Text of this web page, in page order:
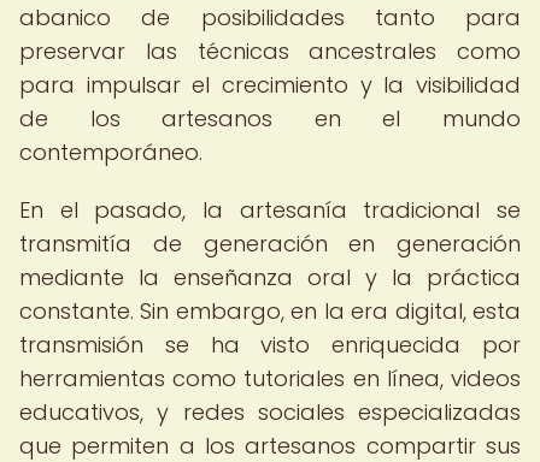
abanico de posibilidades tanto para
preservar las técnicas ancestrales como
para impulsar el crecimiento y la visibilidad
de los artesanos en el mundo
contemporáneo.
En el pasado, la artesanía tradicional se
transmitía de generación en generación
mediante la enseñanza oral y la práctica
constante. Sin embargo, en la era digital, esta
transmisión se ha visto enriquecida por
herramientas como tutoriales en línea, videos
educativos, y redes sociales especializadas
que permiten a los artesanos compartir sus